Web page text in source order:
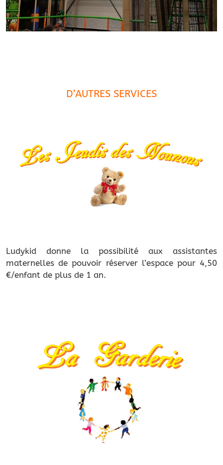
D’AUTRES SERVICES
Ludykid donne la possibilité aux assistantes
maternelles de pouvoir réserver l’espace pour 4,50
€/enfant de plus de 1 an.